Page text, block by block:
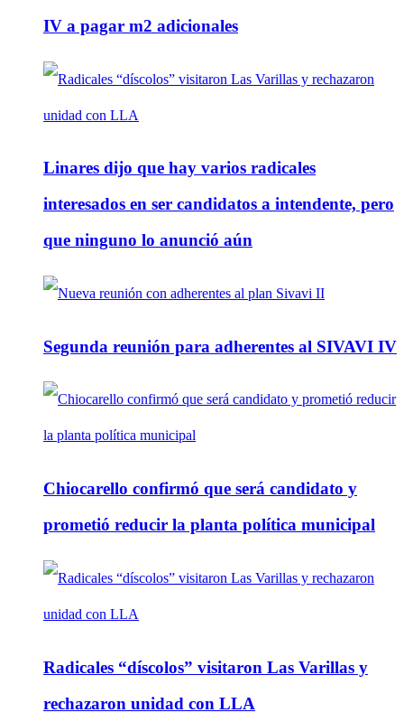
IV a pagar m2 adicionales
Linares dijo que hay varios radicales
interesados en ser candidatos a intendente, pero
que ninguno lo anunció aún
Segunda reunión para adherentes al SIVAVI IV
Chiocarello confirmó que será candidato y
prometió reducir la planta política municipal
Radicales “díscolos” visitaron Las Varillas y
rechazaron unidad con LLA